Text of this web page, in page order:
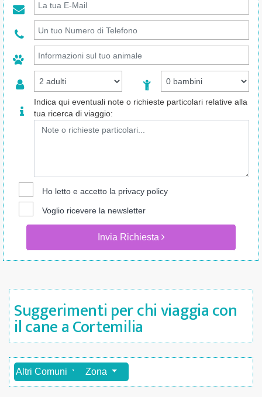
Indica qui eventuali note o richieste particolari relative alla
tua ricerca di viaggio:
Ho letto e accetto la privacy policy
Voglio ricevere la newsletter
Invia Richiesta
Suggerimenti per chi viaggia con
il cane a Cortemilia
Altri Comuni Zona